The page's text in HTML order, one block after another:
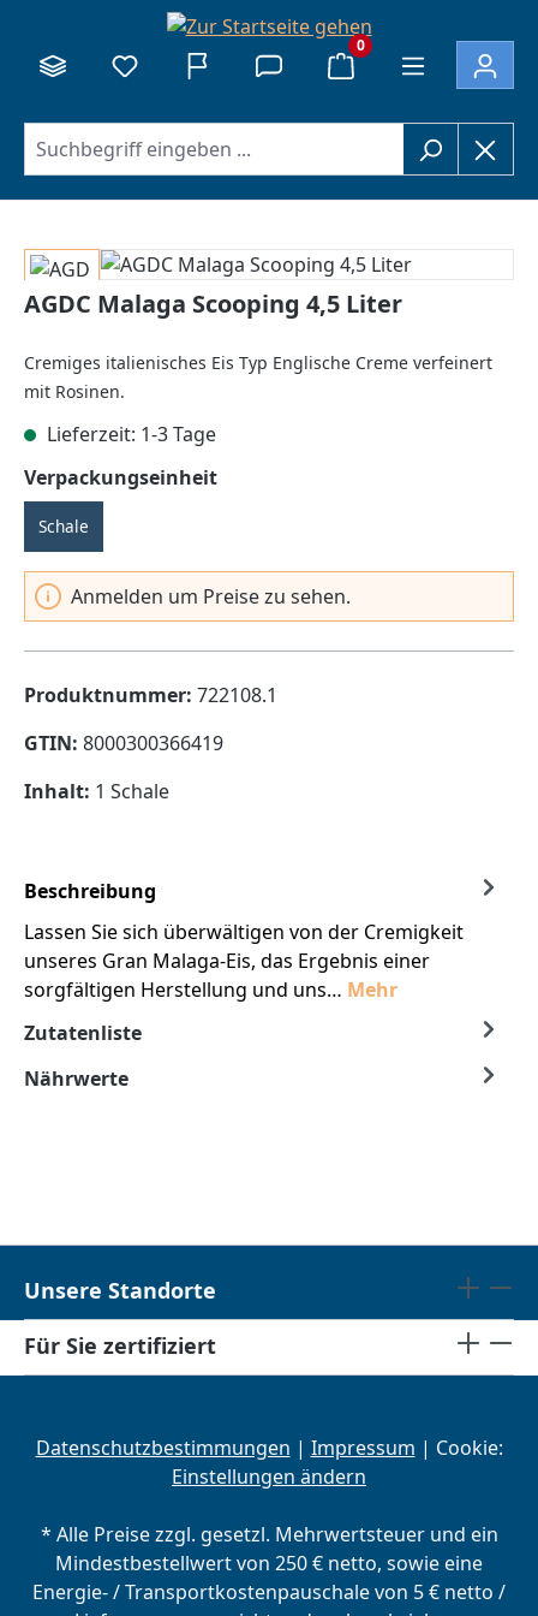
0
Bildergalerie überspringen
AGDC Malaga Scooping 4,5 Liter
Cremiges italienisches Eis Typ Englische Creme verfeinert
mit Rosinen.
Lieferzeit: 1-3 Tage
Verpackungseinheitauswählen
Schale
Anmelden um Preise zu sehen.
Produktnummer: 722108.1
GTIN: 8000300366419
Inhalt: 1 Schale
Beschreibung
Lassen Sie sich überwältigen von der Cremigkeit
unseres Gran Malaga-Eis, das Ergebnis einer
sorgfältigen Herstellung und uns… Mehr
Zutatenliste
Nährwerte
Unsere Standorte
Für Sie zertifiziert
Datenschutzbestimmungen | Impressum | Cookie:
Einstellungen ändern
* Alle Preise zzgl. gesetzl. Mehrwertsteuer und ein
Mindestbestellwert von 250 € netto, sowie eine
Energie- / Transportkostenpauschale von 5 € netto /